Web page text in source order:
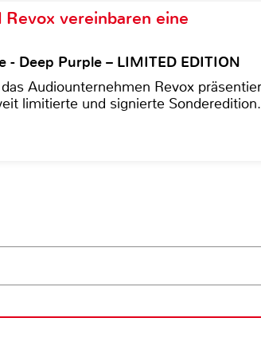
vereinbaren eine
Deep Purple – LIMITED EDITION
Audiounternehmen Revox
limitierte und signierte